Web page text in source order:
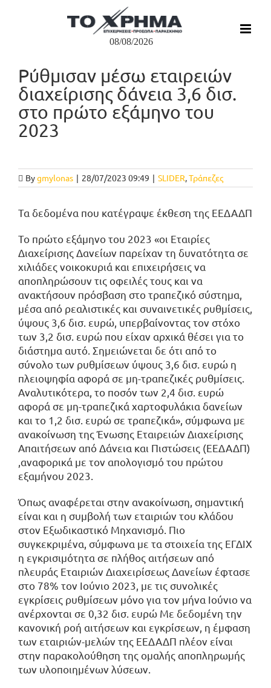
08/08/2026
Ρύθμισαν μέσω εταιρειών
διαχείρισης δάνεια 3,6 δισ.
στο πρώτο εξάμηνο του
2023
μεγαλύτερης
εικόνας
Bygmylonas | 28/07/2023 09:49 | SLIDER,Τράπεζες
Τα δεδομένα που κατέγραψε έκθεση της ΕΕΔΑΔΠ
Το πρώτο εξάμηνο του 2023 «οι Εταιρίες
Διαχείρισης Δανείων παρείχαν τη δυνατότητα σε
χιλιάδες νοικοκυριά και επιχειρήσεις να
αποπληρώσουν τις οφειλές τους και να
ανακτήσουν πρόσβαση στο τραπεζικό σύστημα,
μέσα από ρεαλιστικές και συναινετικές ρυθμίσεις,
ύψους 3,6 δισ. ευρώ, υπερβαίνοντας τον στόχο
των 3,2 δισ. ευρώ που είχαν αρχικά θέσει για το
διάστημα αυτό. Σημειώνεται δε ότι από το
σύνολο των ρυθμίσεων ύψους 3,6 δισ. ευρώ η
πλειοψηφία αφορά σε μη-τραπεζικές ρυθμίσεις.
Αναλυτικότερα, το ποσόν των 2,4 δισ. ευρώ
αφορά σε μη-τραπεζικά χαρτοφυλάκια δανείων
και το 1,2 δισ. ευρώ σε τραπεζικά», σύμφωνα με
ανακοίνωση της Ένωσης Εταιρειών Διαχείρισης
Απαιτήσεων από Δάνεια και Πιστώσεις (ΕΕΔΑΔΠ)
,αναφορικά με τον απολογισμό του πρώτου
εξαμήνου 2023.
Όπως αναφέρεται στην ανακοίνωση, σημαντική
είναι και η συμβολή των εταιριών του κλάδου
στον Εξωδικαστικό Μηχανισμό. Πιο
συγκεκριμένα, σύμφωνα με τα στοιχεία της ΕΓΔΙΧ
η εγκρισιμότητα σε πλήθος αιτήσεων από
πλευράς Εταιριών Διαχειρίσεως Δανείων έφτασε
στο 78% τον Ιούνιο 2023, με τις συνολικές
εγκρίσεις ρυθμίσεων μόνο για τον μήνα Ιούνιο να
ανέρχονται σε 0,32 δισ. ευρώ Με δεδομένη την
κανονική ροή αιτήσεων και εγκρίσεων, η έμφαση
των εταιριών-μελών της ΕΕΔΑΔΠ πλέον είναι
στην παρακολούθηση της ομαλής αποπληρωμής
των υλοποιημένων λύσεων.